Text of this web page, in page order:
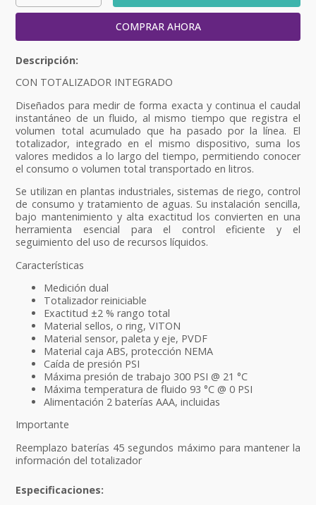
COMPRAR AHORA
CON TOTALIZADOR INTEGRADO
Diseñados para medir de forma exacta y continua el caudal
instantáneo de un fluido, al mismo tiempo que registra el
volumen total acumulado que ha pasado por la línea. El
totalizador, integrado en el mismo dispositivo, suma los
valores medidos a lo largo del tiempo, permitiendo conocer
el consumo o volumen total transportado en litros.
Se utilizan en plantas industriales, sistemas de riego, control
de consumo y tratamiento de aguas. Su instalación sencilla,
bajo mantenimiento y alta exactitud los convierten en una
herramienta esencial para el control eficiente y el
seguimiento del uso de recursos líquidos.
Características
Medición dual
Totalizador reiniciable
Exactitud ±2 % rango total
Material sellos, o ring, VITON
Material sensor, paleta y eje, PVDF
Material caja ABS, protección NEMA
Caída de presión PSI
Máxima presión de trabajo 300 PSI @ 21 °C
Máxima temperatura de fluido 93 °C @ 0 PSI
Alimentación 2 baterías AAA, incluidas
Importante
Reemplazo baterías 45 segundos máximo para mantener la
información del totalizador
Especificaciones: